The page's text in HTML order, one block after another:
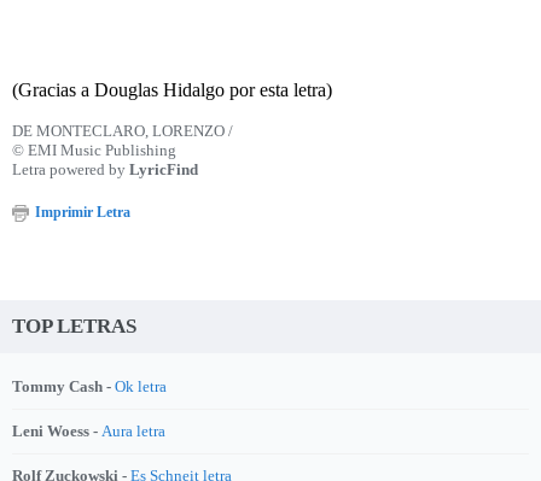
(Gracias a Douglas Hidalgo por esta letra)
DE MONTECLARO, LORENZO /
© EMI Music Publishing
Letra powered by LyricFind
Imprimir Letra
TOP LETRAS
Tommy Cash - Ok letra
Leni Woess - Aura letra
Rolf Zuckowski - Es Schneit letra